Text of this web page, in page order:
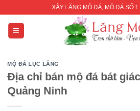
content
XÂY LĂNG MỘ ĐÁ, MỘ ĐÁ SỐ 1
MỘ ĐÁ LỤC LĂNG
Địa chỉ bán mộ đá bát
Quảng Ninh